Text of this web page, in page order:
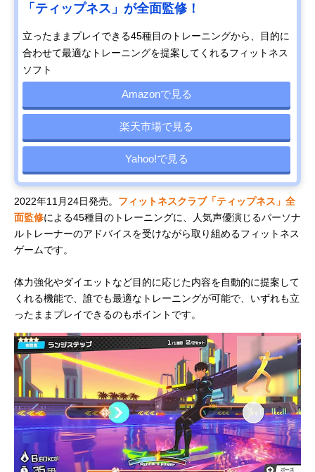
「ティップネス」が全面監修！
立ったままプレイできる45種目のトレーニングから、目的に
合わせて最適なトレーニングを提案してくれるフィットネス
ソフト
Amazonで見る
楽天市場で見る
Yahoo!で見る
2022年11月24日発売。 フィットネスクラブ「ティップネス」全
面監修による45種目のトレーニングに、人気声優演じるパーソナ
ルトレーナーのアドバイスを受けながら取り組めるフィットネス
ゲームです。
体力強化やダイエットなど目的に応じた内容を自動的に提案して
くれる機能で、誰でも最適なトレーニングが可能で、いずれも立
ったままプレイできるのもポイントです。